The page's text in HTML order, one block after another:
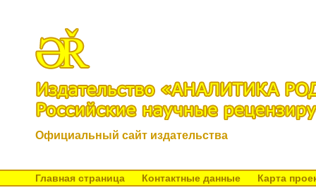
Официальный сайт издательства
Главная страница Контактные данные Карта